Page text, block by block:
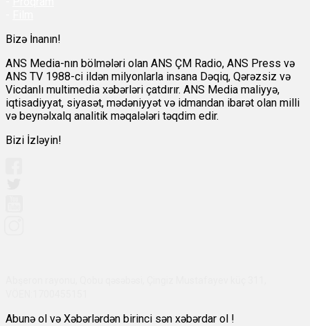
Bizə İnanın!
ANS Media-nın bölmələri olan ANS ÇM Radio, ANS Press və
ANS TV 1988-ci ildən milyonlarla insana Dəqiq, Qərəzsiz və
Vicdanlı multimedia xəbərləri çatdırır. ANS Media maliyyə,
iqtisadiyyat, siyasət, mədəniyyət və idmandan ibarət olan milli
və beynəlxalq analitik məqalələri təqdim edir.
Bizi İzləyin!
Abunə ol və Xəbərlərdən birinci sən xəbərdar ol !